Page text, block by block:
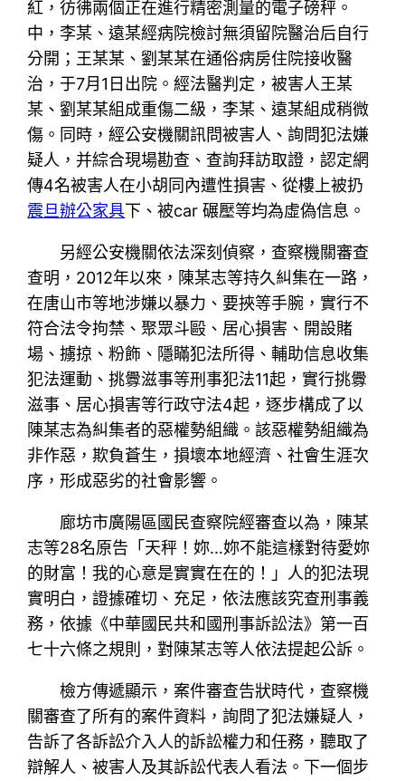
紅，彷彿兩個正在進行精密測量的電子磅秤。
中，李某、遠某經病院檢討無須留院醫治后自行
分開；王某某、劉某某在通俗病房住院接收醫
治，于7月1日出院。經法醫判定，被害人王某
某、劉某某組成重傷二級，李某、遠某組成稍微
傷。同時，經公安機關訊問被害人、詢問犯法嫌
疑人，并綜合現場勘查、查詢拜訪取證，認定網
傳4名被害人在小胡同內遭性損害、從樓上被扔
震旦辦公家具下、被car 碾壓等均為虛偽信息。
另經公安機關依法深刻偵察，查察機關審查
查明，2012年以來，陳某志等持久糾集在一路，
在唐山市等地涉嫌以暴力、要挾等手腕，實行不
符合法令拘禁、聚眾斗毆、居心損害、開設賭
場、擄掠、粉飾、隱瞞犯法所得、輔助信息收集
犯法運動、挑釁滋事等刑事犯法11起，實行挑釁
滋事、居心損害等行政守法4起，逐步構成了以
陳某志為糾集者的惡權勢組織。該惡權勢組織為
非作惡，欺負蒼生，損壞本地經濟、社會生涯次
序，形成惡劣的社會影響。
廊坊市廣陽區國民查察院經審查以為，陳某
志等28名原告「天秤！妳…妳不能這樣對待愛妳
的財富！我的心意是實實在在的！」人的犯法現
實明白，證據確切、充足，依法應該究查刑事義
務，依據《中華國民共和國刑事訴訟法》第一百
七十六條之規則，對陳某志等人依法提起公訴。
檢方傳遞顯示，案件審查告狀時代，查察機
關審查了所有的案件資料，詢問了犯法嫌疑人，
告訴了各訴訟介入人的訴訟權力和任務，聽取了
辯解人、被害人及其訴訟代表人看法。下一個步